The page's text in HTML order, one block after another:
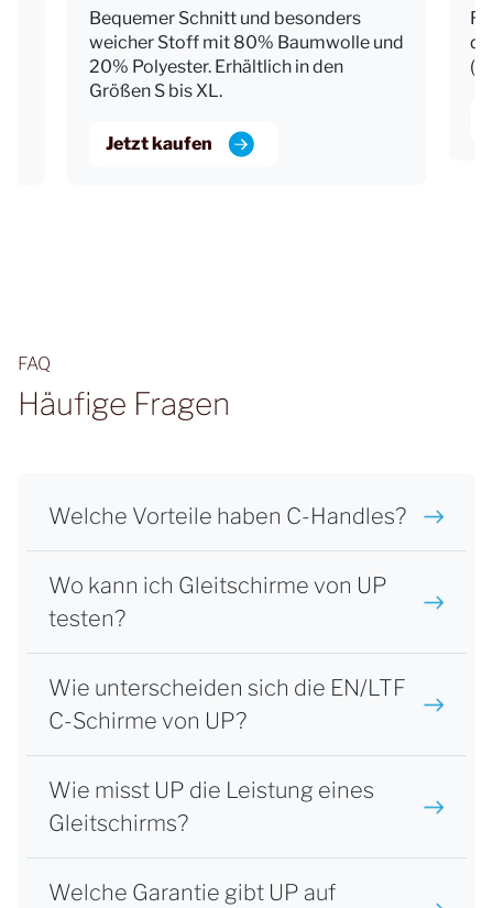
Bequemer Schnitt und besonders
weicher Stoff mit 80% Baumwolle und
20% Polyester. Erhältlich in den
Größen S bis XL.
Jetzt kaufen
FAQ
Häufige Fragen
Welche Vorteile haben C-Handles?
Wo kann ich Gleitschirme von UP
testen?
Wie unterscheiden sich die EN/LTF
C-Schirme von UP?
Wie misst UP die Leistung eines
Gleitschirms?
Welche Garantie gibt UP auf